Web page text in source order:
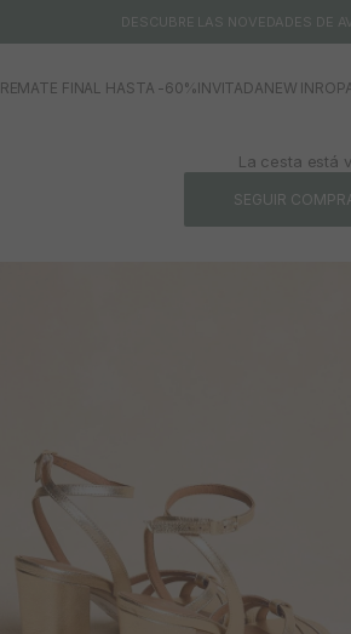
DESCUBRE LAS NOVEDADES DE
REMATE FINAL HASTA -60%INVITADANEW IN
La cesta está
SEGUIR